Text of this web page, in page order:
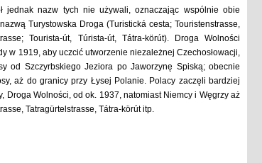
jednak nazw tych nie używali, oznaczając wspólnie obie
Turystowska Droga (Turistická cesta; Touristenstrasse,
Tourista-út, Túrista-út, Tátra-körút). Droga Wolności
w 1919, aby uczcić utworzenie niezależnej Czechosłowacji,
od Szczyrbskiego Jeziora po Jaworzynę Spiską; obecnie
aż do granicy przy Łysej Polanie. Polacy zaczęli bardziej
Droga Wolności, od ok. 1937, natomiast Niemcy i Węgrzy aż
Tatragürtelstrasse, Tátra-körút itp.